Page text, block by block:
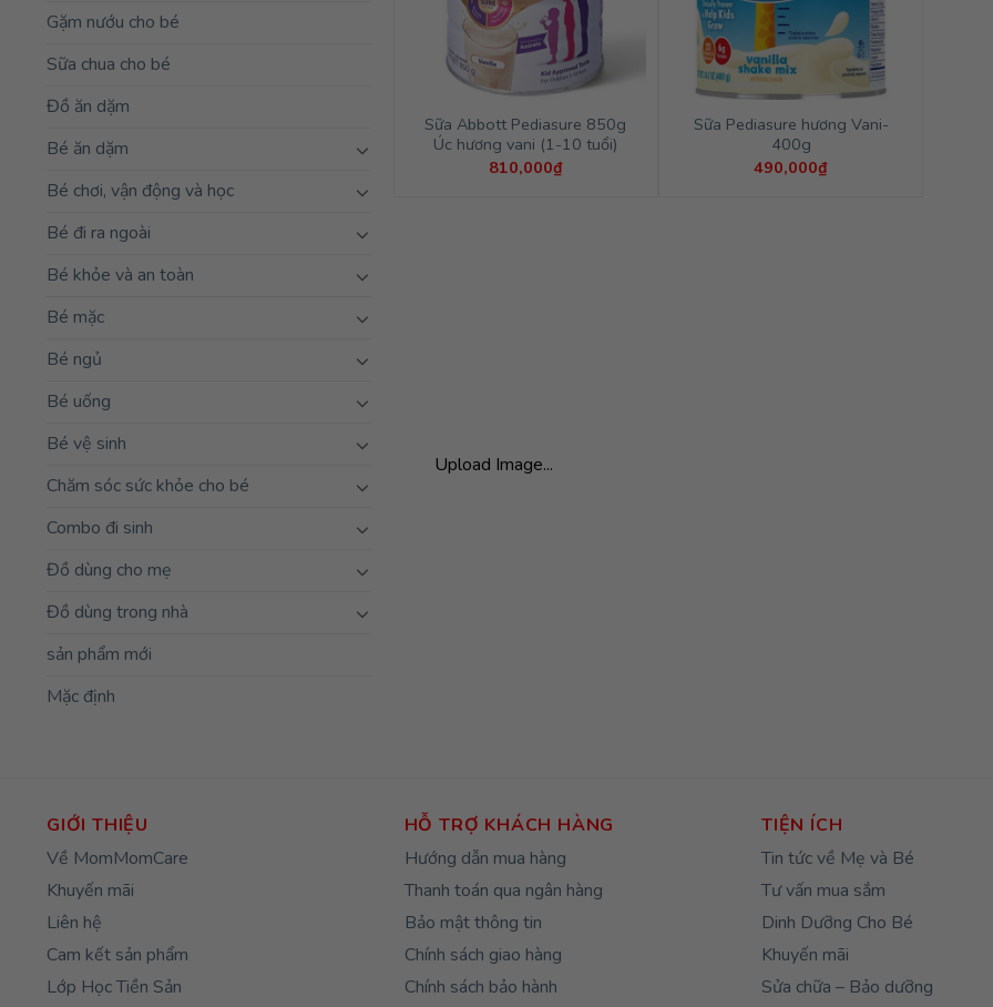
Upload Image...
Gặm nướu cho bé
Sữa chua cho bé
Đồ ăn dặm
Bé ăn dặm
Bé chơi, vận động và học
Bé đi ra ngoài
Bé khỏe và an toàn
Bé mặc
Bé ngủ
Bé uống
Bé vệ sinh
Chăm sóc sức khỏe cho bé
Combo đi sinh
Đồ dùng cho mẹ
Đồ dùng trong nhà
sản phẩm mới
Mặc định
Sữa Abbott Pediasure 850g
Úc hương vani (1-10 tuổi)
810,000₫
Sữa Pediasure hương Vani-
400g
490,000₫
GIỚI THIỆU
Về MomMomCare
Khuyến mãi
Liên hệ
Cam kết sản phẩm
Lớp Học Tiền Sản
HỖ TRỢ KHÁCH HÀNG
Hướng dẫn mua hàng
Thanh toán qua ngân hàng
Bảo mật thông tin
Chính sách giao hàng
Chính sách bảo hành
TIỆN ÍCH
Tin tức về Mẹ và Bé
Tư vấn mua sắm
Dinh Dưỡng Cho Bé
Khuyến mãi
Sửa chữa – Bảo dưỡng